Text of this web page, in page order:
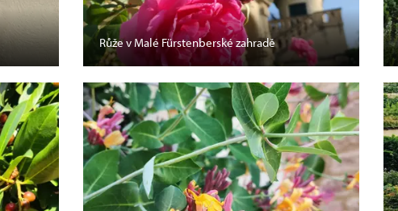
Růže v Malé Fürstenberské zahradě